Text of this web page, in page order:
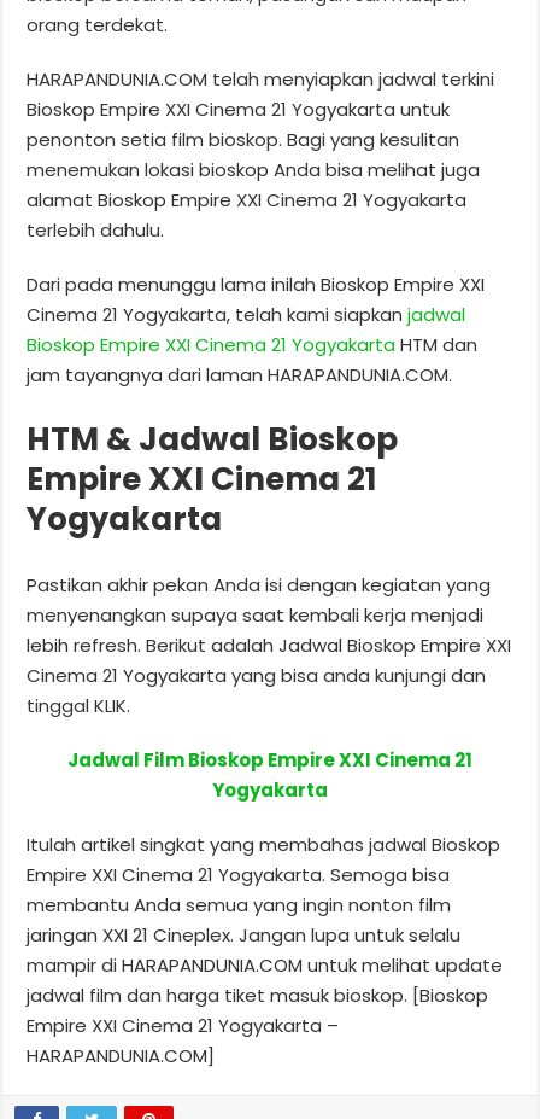
orang terdekat.
HARAPANDUNIA.COM telah menyiapkan jadwal terkini
Bioskop Empire XXI Cinema 21 Yogyakarta untuk
penonton setia film bioskop. Bagi yang kesulitan
menemukan lokasi bioskop Anda bisa melihat juga
alamat Bioskop Empire XXI Cinema 21 Yogyakarta
terlebih dahulu.
Dari pada menunggu lama inilah Bioskop Empire XXI
Cinema 21 Yogyakarta, telah kami siapkanjadwal
Bioskop Empire XXI Cinema 21 Yogyakarta HTM dan
jam tayangnya dari laman HARAPANDUNIA.COM.
HTM & Jadwal Bioskop
Empire XXI Cinema 21
Yogyakarta
Pastikan akhir pekan Anda isi dengan kegiatan yang
menyenangkan supaya saat kembali kerja menjadi
lebih refresh. Berikut adalah Jadwal Bioskop Empire XXI
Cinema 21 Yogyakarta yang bisa anda kunjungi dan
tinggal KLIK.
Jadwal Film Bioskop Empire XXI Cinema 21
Yogyakarta
Itulah artikel singkat yang membahas jadwal Bioskop
Empire XXI Cinema 21 Yogyakarta. Semoga bisa
membantu Anda semua yang ingin nonton film
jaringan XXI 21 Cineplex. Jangan lupa untuk selalu
mampir di HARAPANDUNIA.COM untuk melihat update
jadwal film dan harga tiket masuk bioskop. [Bioskop
Empire XXI Cinema 21 Yogyakarta –
HARAPANDUNIA.COM]